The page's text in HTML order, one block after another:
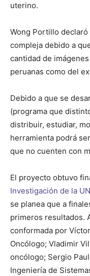
uterino.
Wong Portillo declaró
compleja debido a
cantidad de
peruanas como del
Debido a que se
(programa que
distribuir, estudiar,
herramienta podrá
que no cuenten con
El proyecto obtuvo
Investigación de la
se planea que a
primeros resultados.
conformada por
Oncólogo; Vladimir
oncólogo; Sergio
Ingeniería de